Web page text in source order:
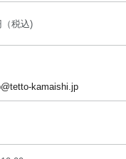
（税込)
kamaishi.jp